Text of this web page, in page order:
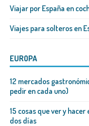
Viajar por España en
Viajes para solteros en
EUROPA
12 mercados
pedir en cada uno)
15 cosas que ver y hacer
dos días